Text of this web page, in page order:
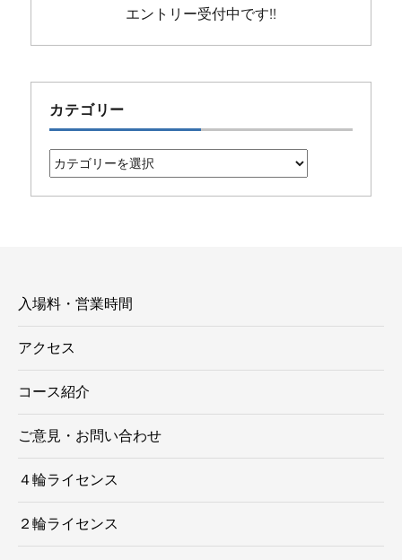
エントリー受付中です!!
カテゴリー
カ
テ
ゴ
入場料・営業時間
アクセス
コース紹介
ご意見・お問い合わせ
４輪ライセンス
２輪ライセンス